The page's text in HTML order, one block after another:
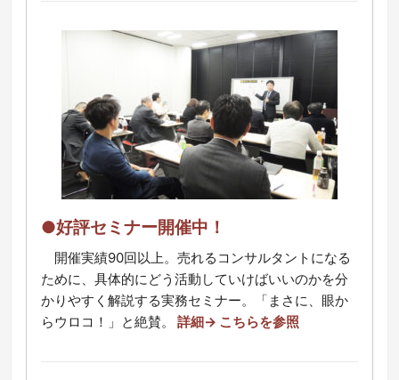
●好評セミナー開催中！
開催実績90回以上。売れるコンサルタントになる
ために、具体的にどう活動していけばいいのかを分
かりやすく解説する実務セミナー。「まさに、眼か
らウロコ！」と絶賛。
詳細→ こちらを参照